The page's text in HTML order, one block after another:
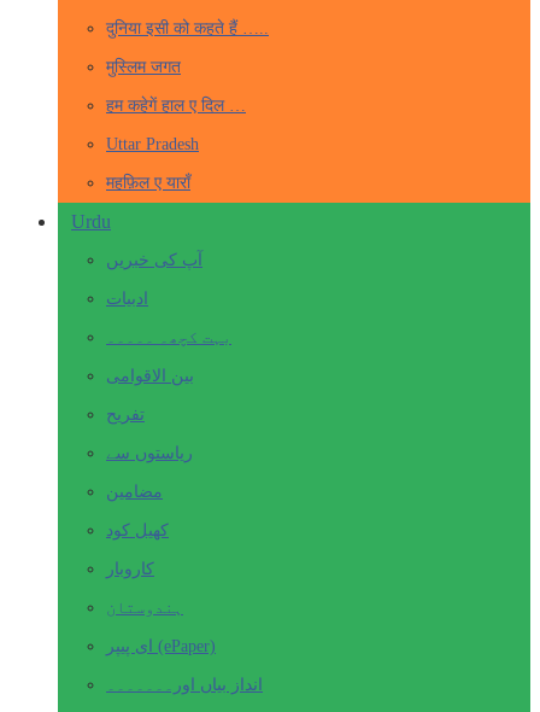
दुनिया इसी को कहते हैं …..
मुस्लिम जगत
हम कहेगें हाल ए दिल …
Uttar Pradesh
महफ़िल ए याराँ
Urdu
آپ کی خبریں
ادبیات
بہت کچھ۔ ۔۔۔۔۔
بین الاقوامی
تفریح
ریاستوں سے
مضامین
کھیل کود
کاروبار
ہندوستان
ای پیپر (ePaper)
انداز بیاں اور۔۔۔۔۔۔۔